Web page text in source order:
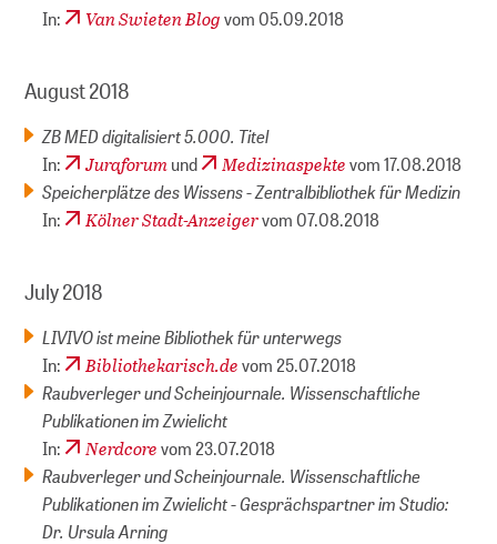
In: Van Swieten Blogvom 05.09.2018
August 2018
ZB MED digitalisiert 5.000. Titel
In: Juraforumund Medizinaspektevom 17.08.2018
Speicherplätze des Wissens - Zentralbibliothek für Medizin
In: Kölner Stadt-Anzeigervom 07.08.2018
July 2018
LIVIVO ist meine Bibliothek für unterwegs
In: Bibliothekarisch.devom 25.07.2018
Raubverleger und Scheinjournale. Wissenschaftliche
Publikationen im Zwielicht
In: Nerdcorevom 23.07.2018
Raubverleger und Scheinjournale. Wissenschaftliche
Publikationen im Zwielicht - Gesprächspartner im Studio:
Dr. Ursula Arning